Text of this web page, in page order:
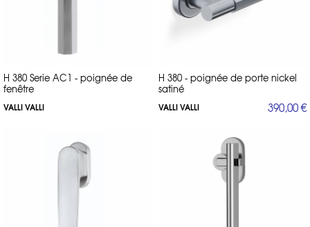
H 380 Serie AC1 - poignée de
fenêtre
VALLI VALLI
H 380 - poignée de porte nickel
satiné
VALLI VALLI 390,00 €